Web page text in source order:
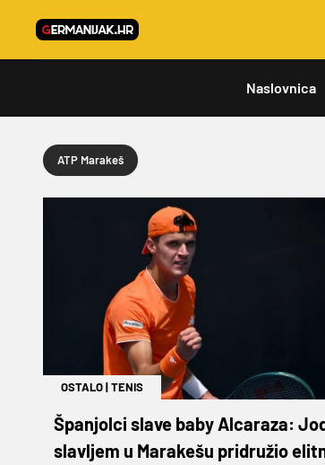
Naslovnica
ATP Marakeš
OSTALO|TENIS
Španjolci slave baby Alcaraza:
slavljem u Marakešu pridružio